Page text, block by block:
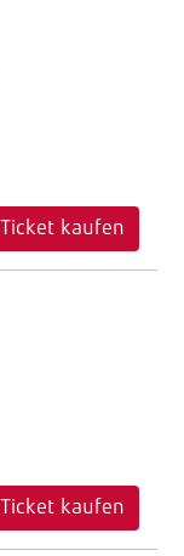
Ticket kaufen
Ticket kaufen